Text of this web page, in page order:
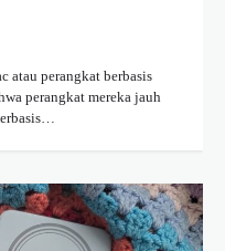
atau perangkat berbasis
perangkat mereka jauh